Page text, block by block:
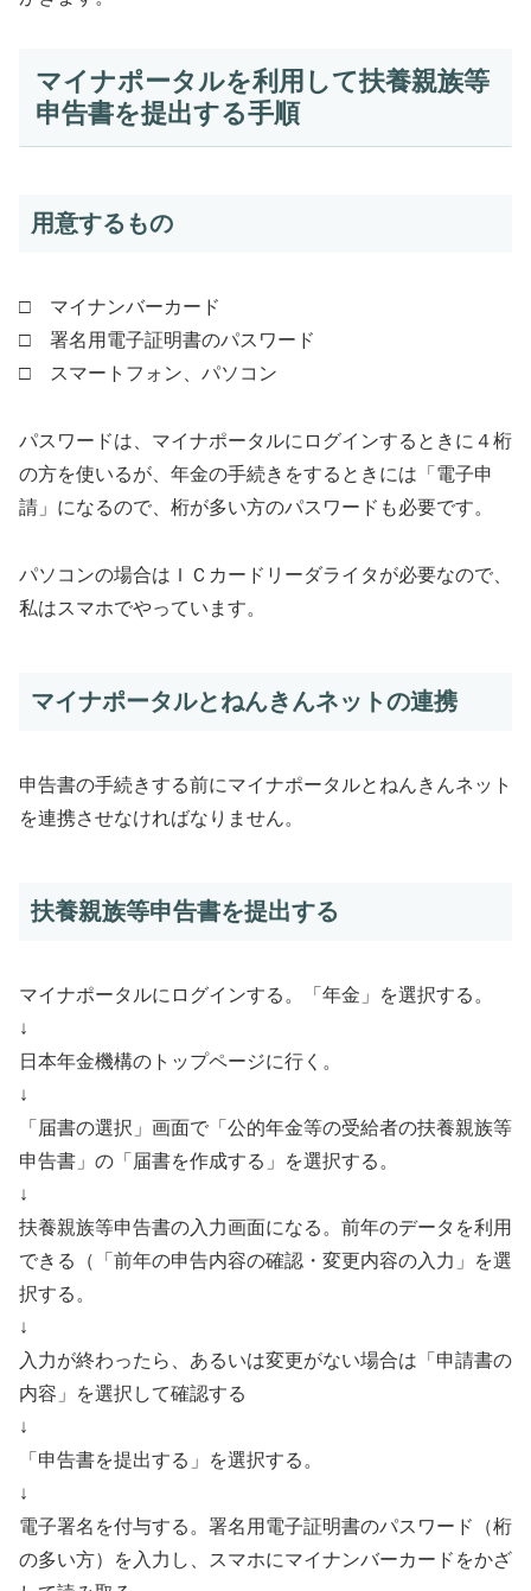
マイナポータルを利用して扶養親族等
申告書を提出する手順
用意するもの
□ マイナンバーカード
□ 署名用電子証明書のパスワード
□ スマートフォン、パソコン
パスワードは、マイナポータルにログインするときに４桁
の方を使いるが、年金の手続きをするときには「電子申
請」になるので、桁が多い方のパスワードも必要です。
パソコンの場合はＩＣカードリーダライタが必要なので、
私はスマホでやっています。
マイナポータルとねんきんネットの連携
申告書の手続きする前にマイナポータルとねんきんネット
を連携させなければなりません。
扶養親族等申告書を提出する
マイナポータルにログインする。「年金」を選択する。
↓
日本年金機構のトップページに行く。
↓
「届書の選択」画面で「公的年金等の受給者の扶養親族等
申告書」の「届書を作成する」を選択する。
↓
扶養親族等申告書の入力画面になる。前年のデータを利用
できる（「前年の申告内容の確認・変更内容の入力」を選
択する。
↓
入力が終わったら、あるいは変更がない場合は「申請書の
内容」を選択して確認する
↓
「申告書を提出する」を選択する。
↓
電子署名を付与する。署名用電子証明書のパスワード（桁
の多い方）を入力し、スマホにマイナンバーカードをかざ